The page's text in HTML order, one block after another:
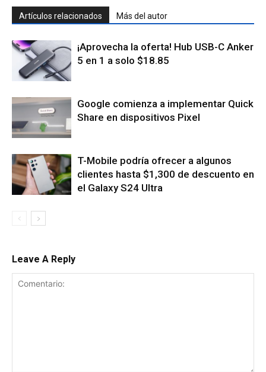
Artículos relacionados Más del autor
¡Aprovecha la oferta! Hub USB-C Anker
5 en 1 a solo $18.85
Google comienza a implementar Quick
Share en dispositivos Pixel
T-Mobile podría ofrecer a algunos
clientes hasta $1,300 de descuento en
el Galaxy S24 Ultra
Leave A Reply